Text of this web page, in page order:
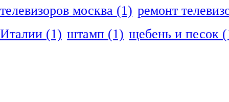
телевизоров москва (1) ремонт
Италии (1) штамп (1) щебень и песок